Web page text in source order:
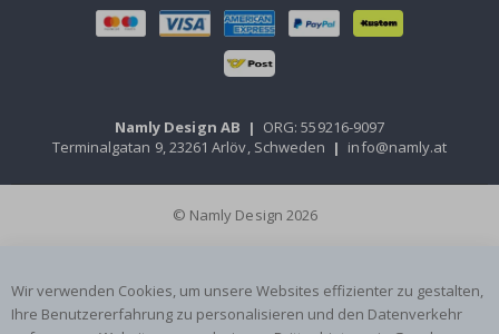
Namly Design AB | ORG: 559216-9097
Terminalgatan 9, 23261 Arlöv, Schweden | info@namly.at
© Namly Design 2026
Wir verwenden Cookies, um unsere Websites effizienter zu gestalten,
Ihre Benutzererfahrung zu personalisieren und den Datenverkehr